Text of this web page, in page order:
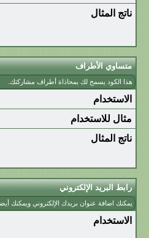
ناتج المثال
متساوي الأطراف
هذا الكود يسمح لك بمحاذاة أطراف مشاركتك.
الاستخدام
مثال للاستخدام
ناتج المثال
رابط البريد الإلكتروني
يمكنك اضافة عنوان بريدك الإلكتروني ويمكنك
الاستخدام